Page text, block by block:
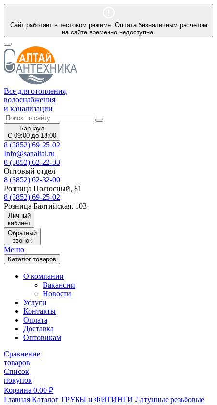
Сайт работает в тестовом режиме. Оплата безналичным расчетом
на сайте временно недоступна.
Все для отопления,
водоснабжения
и канализации
Барнаул
С 09:00 до 18:00
8 (3852) 69-25-02
Info@sanaltai.ru
8 (3852) 62-22-33
Оптовый отдел
8 (3852) 62-32-00
Розница Полюсный, 81
8 (3852) 69-25-02
Розница Балтийская, 103
Личный
кабинет
Обратный
звонок
Меню
Каталог товаров
О компании
Вакансии
Новости
Услуги
Контакты
Оплата
Доставка
Оптовикам
Сравнение
товаров
Список
покупок
Корзина 0.00 ₽
Главная Каталог ТРУБЫ и ФИТИНГИ Латунные резьбовые